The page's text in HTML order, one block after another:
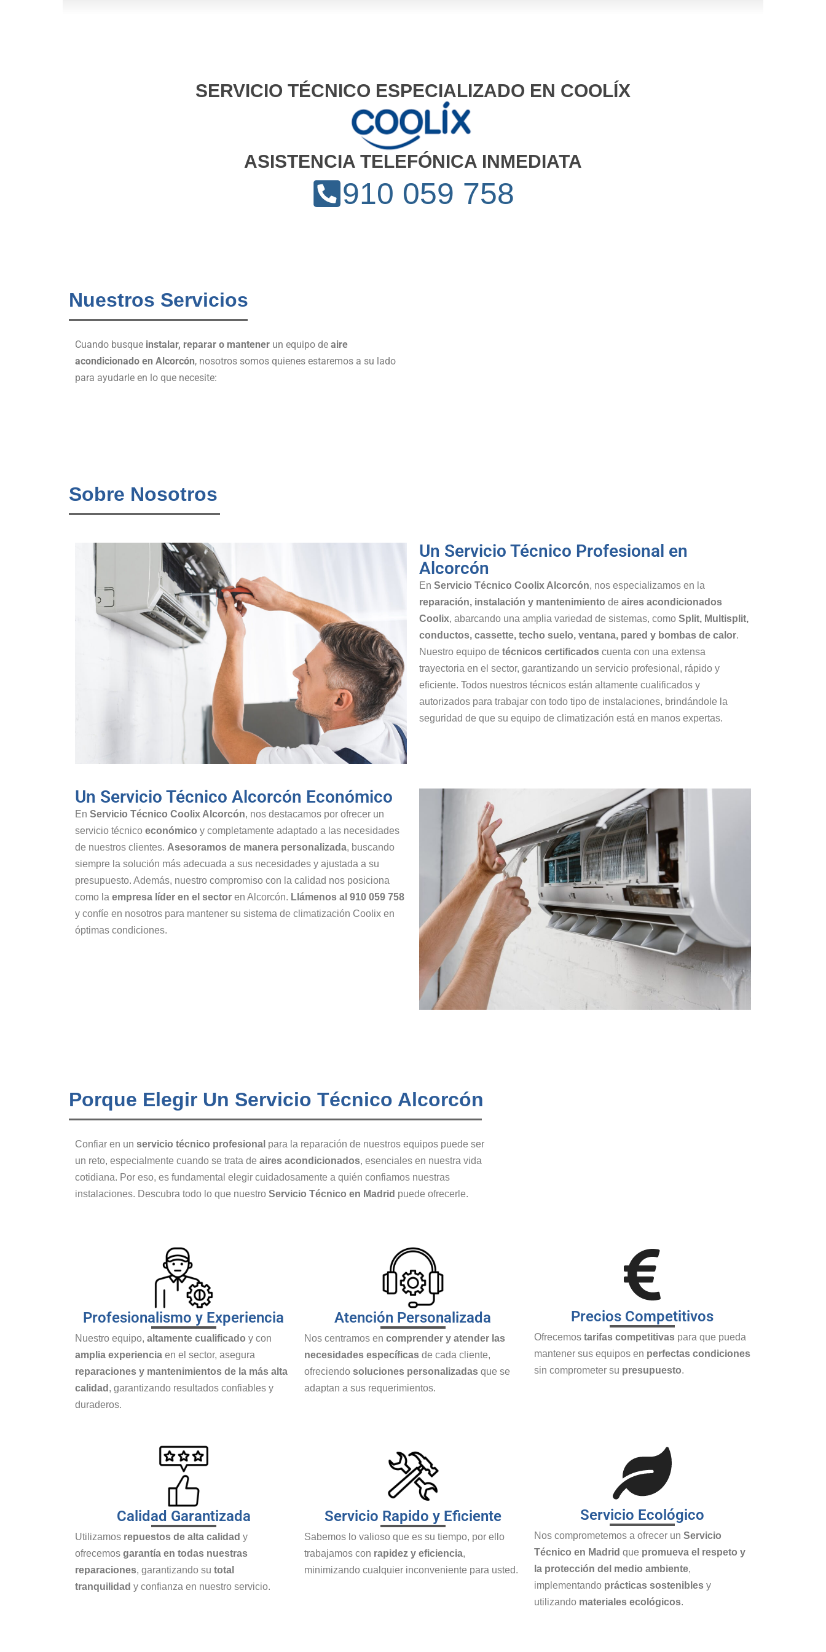
SERVICIO TÉCNICO ESPECIALIZADO EN COOLÍX
ASISTENCIA TELEFÓNICA INMEDIATA
910 059 758
Nuestros Servicios
Cuando busque instalar, reparar o mantener un equipo de aire
acondicionado en Alcorcón, nosotros somos quienes estaremos a su lado
para ayudarle en lo que necesite:
Sobre Nosotros
Un Servicio Técnico Profesional en
Alcorcón
En Servicio Técnico Coolix Alcorcón, nos especializamos en la
reparación, instalación y mantenimiento de aires acondicionados
Coolix, abarcando una amplia variedad de sistemas, como Split, Multisplit,
conductos, cassette, techo suelo, ventana, pared y bombas de calor.
Nuestro equipo de técnicos certificados cuenta con una extensa
trayectoria en el sector, garantizando un servicio profesional, rápido y
eficiente. Todos nuestros técnicos están altamente cualificados y
autorizados para trabajar con todo tipo de instalaciones, brindándole la
seguridad de que su equipo de climatización está en manos expertas.
Un Servicio Técnico Alcorcón Económico
En Servicio Técnico Coolix Alcorcón, nos destacamos por ofrecer un
servicio técnico económico y completamente adaptado a las necesidades
de nuestros clientes. Asesoramos de manera personalizada, buscando
siempre la solución más adecuada a sus necesidades y ajustada a su
presupuesto. Además, nuestro compromiso con la calidad nos posiciona
como la empresa líder en el sector en Alcorcón. Llámenos al 910 059 758
y confíe en nosotros para mantener su sistema de climatización Coolix en
óptimas condiciones.
Porque Elegir Un Servicio Técnico Alcorcón
Confiar en un servicio técnico profesional para la reparación de nuestros equipos puede ser
un reto, especialmente cuando se trata de aires acondicionados, esenciales en nuestra vida
cotidiana. Por eso, es fundamental elegir cuidadosamente a quién confiamos nuestras
instalaciones. Descubra todo lo que nuestro Servicio Técnico en Madrid puede ofrecerle.
Profesionalismo y Experiencia
Nuestro equipo, altamente cualificado y con
amplia experiencia en el sector, asegura
reparaciones y mantenimientos de la más alta
calidad , garantizando resultados confiables y
duraderos.
Atención Personalizada
Nos centramos encomprender y atender las
necesidades específicas de cada cliente,
ofreciendosoluciones personalizadas que se
adaptan a sus requerimientos.
Precios Competitivos
Ofrecemos tarifas competitivaspara que pueda
mantener sus equipos en perfectas condiciones
sin comprometer su presupuesto.
Calidad Garantizada
Utilizamos repuestos de alta calidad y
ofrecemos garantía en todas nuestras
reparaciones, garantizando su total
tranquilidad y confianza en nuestro servicio.
Servicio Rapido y Eficiente
Sabemos lo valioso que es su tiempo, por ello
trabajamos con rapidez y eficiencia,
minimizando cualquier inconveniente para usted.
Servicio Ecológico
Nos comprometemos a ofrecer un Servicio
Técnico en Madrid que promueva el respeto y
la protección del medio ambiente,
implementando prácticas sosteniblesy
utilizando materiales ecológicos.